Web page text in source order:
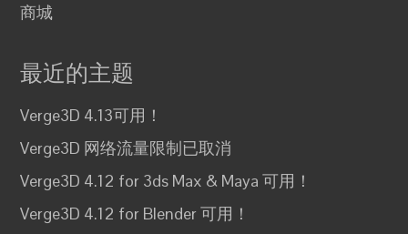
商城
最近的主题
Verge3D 4.13可用！
Verge3D 网络流量限制已取消
Verge3D 4.12 for 3ds Max & Maya 可用！
Verge3D 4.12 for Blender 可用！